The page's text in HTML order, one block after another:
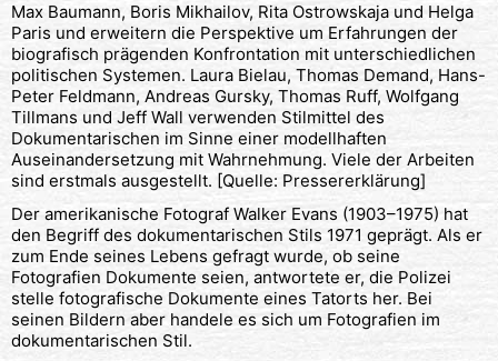
Max Baumann, Boris Mikhailov, Rita Ostrowskaja und Helga
Paris und erweitern die Perspektive um Erfahrungen der
biografisch prägenden Konfrontation mit unterschiedlichen
politischen Systemen. Laura Bielau, Thomas Demand, Hans-
Peter Feldmann, Andreas Gursky, Thomas Ruff, Wolfgang
Tillmans und Jeff Wall verwenden Stilmittel des
Dokumentarischen im Sinne einer modellhaften
Auseinandersetzung mit Wahrnehmung. Viele der Arbeiten
sind erstmals ausgestellt. [Quelle: Pressererklärung]
Der amerikanische Fotograf Walker Evans (1903–1975) hat
den Begriff des dokumentarischen Stils 1971 geprägt. Als er
zum Ende seines Lebens gefragt wurde, ob seine
Fotografien Dokumente seien, antwortete er, die Polizei
stelle fotografische Dokumente eines Tatorts her. Bei
seinen Bildern aber handele es sich um Fotografien im
dokumentarischen Stil.